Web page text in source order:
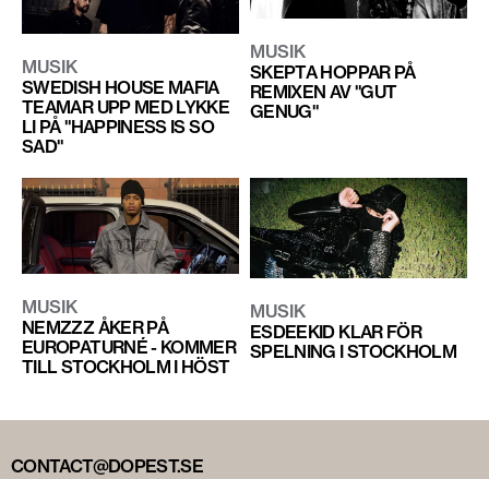
MUSIK
SWEDISH HOUSE MAFIA
TEAMAR UPP MED LYKKE
LI PÅ "HAPPINESS IS SO
SAD"
MUSIK
SKEPTA HOPPAR PÅ
REMIXEN AV "GUT
GENUG"
MUSIK
NEMZZZ ÅKER PÅ
EUROPATURNÉ - KOMMER
TILL STOCKHOLM I HÖST
MUSIK
ESDEEKID KLAR FÖR
SPELNING I STOCKHOLM
CONTACT@DOPEST.SE